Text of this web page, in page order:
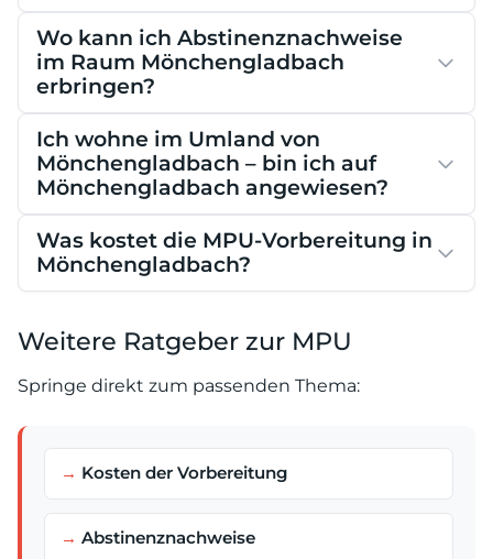
Wo kann ich Abstinenznachweise
im Raum Mönchengladbach
erbringen?
Ich wohne im Umland von
Mönchengladbach – bin ich auf
Mönchengladbach angewiesen?
Was kostet die MPU-Vorbereitung in
Mönchengladbach?
Weitere Ratgeber zur MPU
Springe direkt zum passenden Thema:
Kosten der Vorbereitung
Abstinenznachweise